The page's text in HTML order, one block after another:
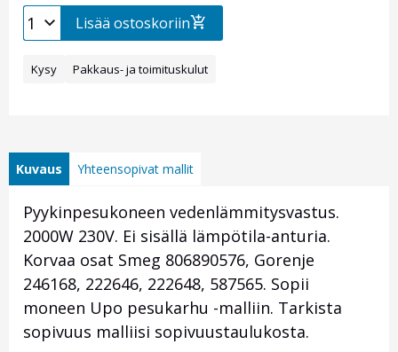
Lisää ostoskoriin
Kysy Pakkaus- ja toimituskulut
Kuvaus Yhteensopivat mallit
Pyykinpesukoneen vedenlämmitysvastus.
2000W 230V. Ei sisällä lämpötila-anturia.
Korvaa osat Smeg 806890576, Gorenje
246168, 222646, 222648, 587565. Sopii
moneen Upo pesukarhu -malliin. Tarkista
sopivuus malliisi sopivuustaulukosta.